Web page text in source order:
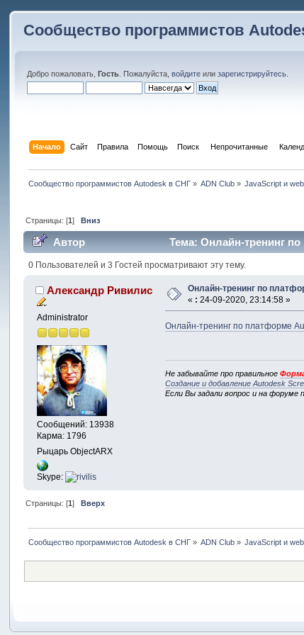
Сообщество программистов
Добро пожаловать,Гость . Пожалуйста,войдите илизарегистрируйтесь
Начало Сайт Правила Помощь Поиск Непрочитанные
Сообщество программистов Autodesk в СНГ» ADN Club » JavaScript и
Страницы: [1] Вниз
Автор Тема: Онлайн-тренинг по
0 Пользователей и 3 Гостей просматривают эту тему.
Александр Ривилис
Administrator
Сообщений: 13938
Карма: 1796
Рыцарь ObjectARX
Skype:
Онлайн-тренинг по
« : 24-09-2020, 23:14:58 »
Онлайн-тренинг по платформе
Не забывайте про правильное
Создание и добавление Autodesk
Если Вы задали вопрос и на форуме
Страницы: [1] Вверх
Сообщество программистов Autodesk в СНГ» ADN Club » JavaScript и